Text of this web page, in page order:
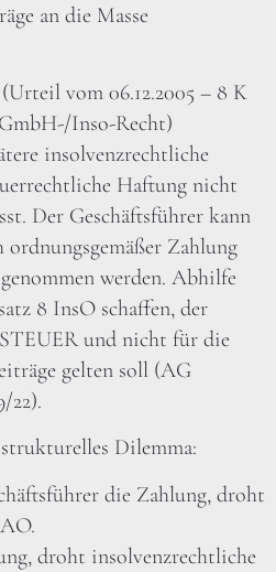
an die Masse
vom 06.12.2005 – 8 K
Inso-Recht)
insolvenzrechtliche
Haftung nicht
Der Geschäftsführer kann
Zahlung
werden. Abhilfe
8 InsO schaffen, der
und nicht für die
gelten soll (AG
22).
Dilemma:
die Zahlung, droht
droht insolvenzrechtliche